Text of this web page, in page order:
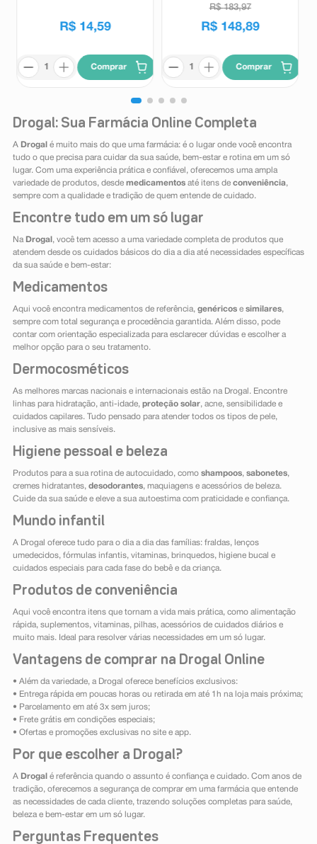
R$ 14,59
Comprar
R$ 183,97
R$ 148,89
Comprar
Drogal: Sua Farmácia Online Completa
A Drogal é muito mais do que uma farmácia: é o lugar onde você encontra
tudo o que precisa para cuidar da sua saúde, bem-estar e rotina em um só
lugar. Com uma experiência prática e confiável, oferecemos uma ampla
variedade de produtos, desde medicamentosaté itens de conveniência,
sempre com a qualidade e tradição de quem entende de cuidado.
Encontre tudo em um só lugar
Na Drogal , você tem acesso a uma variedade completa de produtos que
atendem desde os cuidados básicos do dia a dia até necessidades específicas
da sua saúde e bem-estar:
Medicamentos
Aqui você encontra medicamentos de referência, genéricose similares,
sempre com total segurança e procedência garantida. Além disso, pode
contar com orientação especializada para esclarecer dúvidas e escolher a
melhor opção para o seu tratamento.
Dermocosméticos
As melhores marcas nacionais e internacionais estão na Drogal. Encontre
linhas para hidratação, anti-idade, proteção solar, acne, sensibilidade e
cuidados capilares. Tudo pensado para atender todos os tipos de pele,
inclusive as mais sensíveis.
Higiene pessoal e beleza
Produtos para a sua rotina de autocuidado, como shampoos, sabonetes,
cremes hidratantes, desodorantes, maquiagens e acessórios de beleza.
Cuide da sua saúde e eleve a sua autoestima com praticidade e confiança.
Mundo infantil
A Drogal oferece tudo para o dia a dia das famílias: fraldas, lenços
umedecidos, fórmulas infantis, vitaminas, brinquedos, higiene bucal e
cuidados especiais para cada fase do bebê e da criança.
Produtos de conveniência
Aqui você encontra itens que tornam a vida mais prática, como alimentação
rápida, suplementos, vitaminas, pilhas, acessórios de cuidados diários e
muito mais. Ideal para resolver várias necessidades em um só lugar.
Vantagens de comprar na Drogal Online
• Além da variedade, a Drogal oferece benefícios exclusivos:
• Entrega rápida em poucas horas ou retirada em até 1h na loja mais próxima;
• Parcelamento em até 3x sem juros;
• Frete grátis em condições especiais;
• Ofertas e promoções exclusivas no site e app.
Por que escolher a Drogal?
A Drogal é referência quando o assunto é confiança e cuidado. Com anos de
tradição, oferecemos a segurança de comprar em uma farmácia que entende
as necessidades de cada cliente, trazendo soluções completas para saúde,
beleza e bem-estar em um só lugar.
Perguntas Frequentes